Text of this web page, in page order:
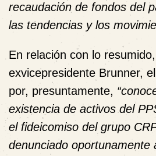
recaudación de fondos del
las tendencias y los
En relación con lo resumido,
exvicepresidente Brunner,
por, presuntamente,
existencia de activos del
el fideicomiso del grupo
denunciado oportunamente